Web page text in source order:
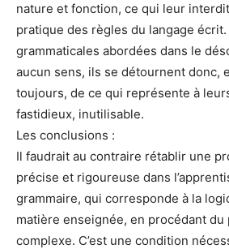
nature et fonction, ce qui leur
pratique des règles du langage
grammaticales abordées dans le
aucun sens, ils se détournent donc,
toujours, de ce qui représente à
fastidieux, inutilisable.
Les conclusions :
Il faudrait au contraire rétablir une
précise et rigoureuse dans
grammaire, qui corresponde à la
matière enseignée, en procédant du
complexe. C’est une condition